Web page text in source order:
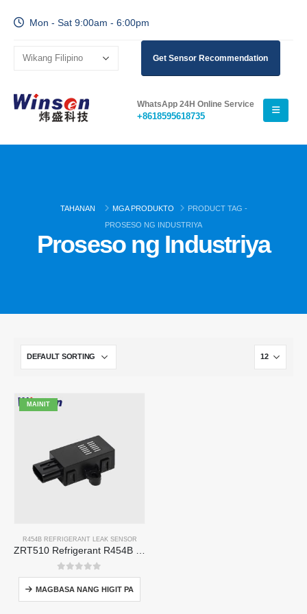
Mon - Sat 9:00am - 6:00pm
Get Sensor Recommendation
WhatsApp 24H Online Service
+8618595618735
TAHANAN MGA PRODUKTO
PRODUCT TAG -
PROSESO NG INDUSTRIYA
Proseso ng Industriya
MAINIT
R454B REFRIGERANT LEAK SENSOR
0Sa labas ng 5
MAGBASA NANG HIGIT PA